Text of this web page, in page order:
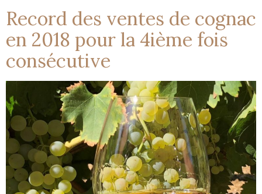
Record des ventes de cognac
en 2018 pour la 4ième fois
consécutive